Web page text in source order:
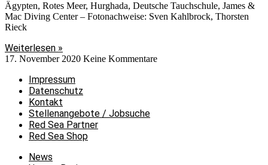
Ägypten, Rotes Meer, Hurghada, Deutsche Tauchschule, James &
Mac Diving Center – Fotonachweise: Sven Kahlbrock, Thorsten
Rieck
Weiterlesen »
17. November 2020 Keine Kommentare
Impressum
Datenschutz
Kontakt
Stellenangebote / Jobsuche
Red Sea Partner
Red Sea Shop
News